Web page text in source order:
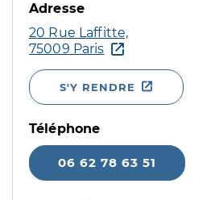
Adresse
20 Rue Laffitte,
75009 Paris
S'Y RENDRE
Téléphone
06 62 78 63 51